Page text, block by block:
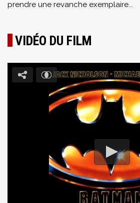
prendre une revanche exemplaire...
VIDÉO DU FILM